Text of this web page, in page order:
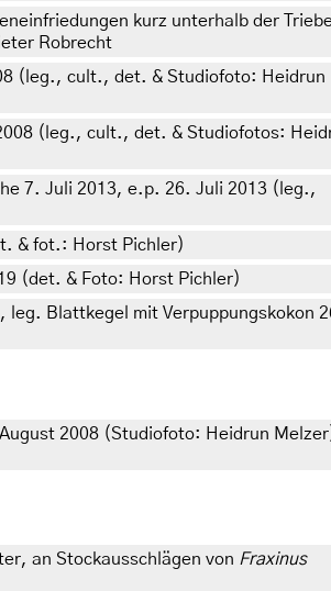
kurz unterhalb der
Robrecht
(leg., cult., det. & Studiofoto: Heidrun
(leg., cult., det. & Studiofotos:
7. Juli 2013, e.p. 26. Juli 2013 (leg.,
& fot.: Horst Pichler)
(det. & Foto: Horst Pichler)
leg. Blattkegel mit Verpuppungskokon
2008 (Studiofoto: Heidrun
an Stockausschlägen von Fraxinus